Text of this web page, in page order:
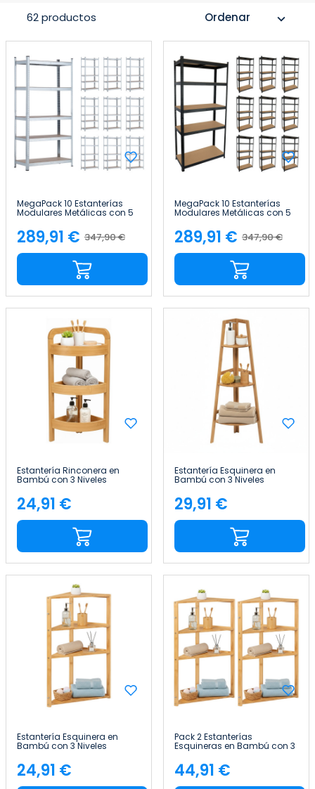
Ordenar expand_more
62 productos
MegaPack 10 Estanterías
Modulares Metálicas con 5
90x40x180cm 7house
Precio
base
347,90 €
Precio
289,91 €
MegaPack 10 Estanterías
Modulares Metálicas con 5
90x40x180cm 7house
Precio
base
347,90 €
Precio
289,91 €
Estantería Rinconera en
Bambú con 3 Niveles
Home
Precio
24,91 €
Estantería Esquinera en
Bambú con 3 Niveles
Thinia Home
Precio
29,91 €
Estantería Esquinera en
Bambú con 3 Niveles
Thinia Home
Precio
24,91 €
Pack 2 Estanterías
Esquineras en Bambú con 3
80x36.5x33.5cm Thinia
Home
Precio
44,91 €